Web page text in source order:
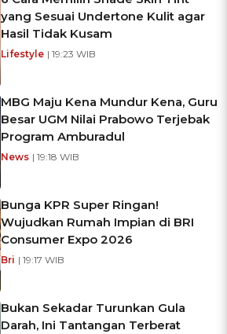
yang Sesuai Undertone Kulit agar
Hasil Tidak Kusam
Lifestyle | 19:23 WIB
MBG Maju Kena Mundur Kena, Guru
Besar UGM Nilai Prabowo Terjebak
Program Amburadul
News | 19:18 WIB
Bunga KPR Super Ringan!
Wujudkan Rumah Impian di BRI
Consumer Expo 2026
Bri | 19:17 WIB
Bukan Sekadar Turunkan Gula
Darah, Ini Tantangan Terberat